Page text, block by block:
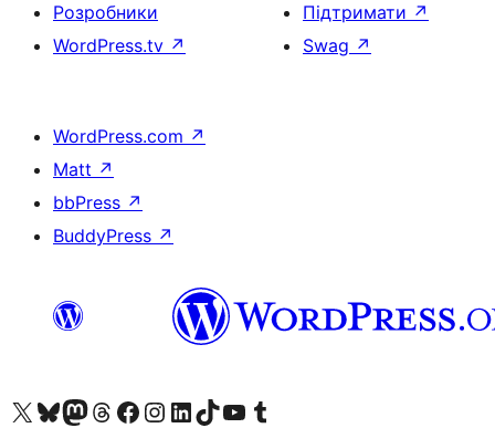
Розробники
WordPress.tv ↗
Підтримати ↗
Swag ↗
WordPress.com ↗
Matt ↗
bbPress ↗
BuddyPress ↗
Visit our X (formerly Twitter) account
Visit our Bluesky account
Завітайте до нашої стрічки в Mastodon
Visit our Threads account
Завітайте на нашу сторінку в Facebook
Visit our Instagram account
Visit our LinkedIn account
Visit our TikTok account
Visit our YouTube channel
Visit our Tumblr account